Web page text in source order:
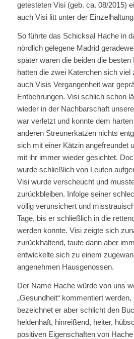
getesteten Visi (geb. ca. 08/2015)
auch Visi litt unter der
So führte das Schicksal Hache in
nördlich gelegene Madrid
später waren die beiden die besten
hatten die zwei Katerchen sich viel
auch Visis Vergangenheit war
Entbehrungen. Visi schlich schon
wieder in der Nachbarschaft
war verletzt und konnte dem
anderen Streunerkatzen nichts
sich mit einer Kätzin angefreundet
mit ihr immer wieder gesichtet.
wurde schließlich von Leuten
Visi wurde verscheucht und
zurückbleiben. Infolge seiner
völlig verunsichert und
Tage, bis er schließlich in die
werden konnte. Visi zeigte sich
zurückhaltend, taute dann aber
entwickelte sich zu einem
angenehmen Hausgenossen.
Der Name Hache würde von uns
„Gesundheit“ kommentiert
bezeichnet er aber schlicht den
heldenhaft, hinreißend, heiter,
positiven Eigenschaften von